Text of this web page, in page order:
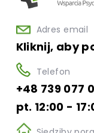
Adres email
Kliknij, aby
Telefon
+48 739 077
pt. 12:00 -